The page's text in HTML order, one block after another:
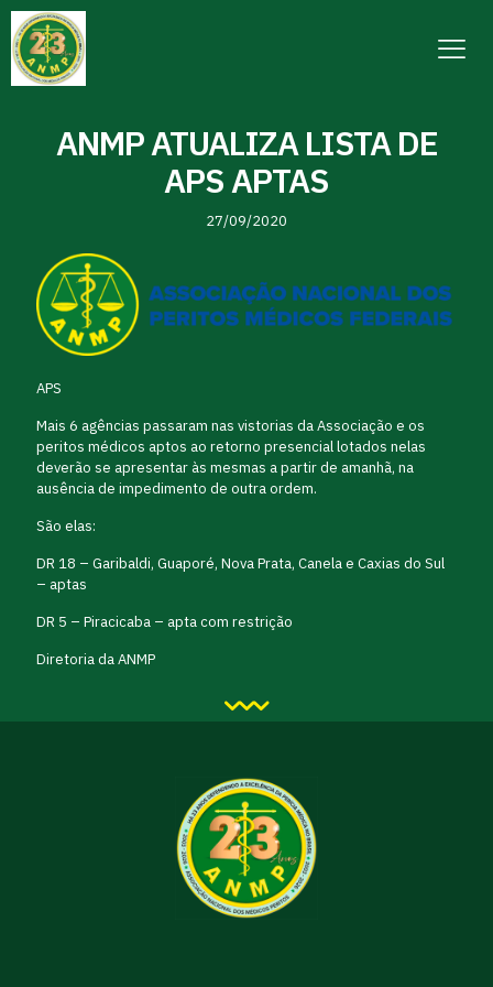
ANMP ATUALIZA LISTA DE
APS APTAS
27/09/2020
APS
Mais 6 agências passaram nas vistorias da Associação e os
peritos médicos aptos ao retorno presencial lotados nelas
deverão se apresentar às mesmas a partir de amanhã, na
ausência de impedimento de outra ordem.
São elas:
DR 18 – Garibaldi, Guaporé, Nova Prata, Canela e Caxias do Sul
– aptas
DR 5 – Piracicaba – apta com restrição
Diretoria da ANMP